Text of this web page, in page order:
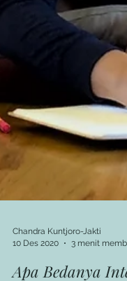
10 Des 2020
3 menit